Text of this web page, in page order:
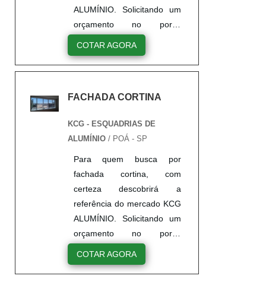
gera r...
ALUMÍNIO. Solicitando um
orçamento no portal
Soluções Industriais e
encontrando a líder do
é fachada cortina de vidro,
encontramos proteção com
assessoria técnica
especializada.MAIS
DETALHES SOBRE
FACHADA CORTINA DE
VIDROA KCG ALUMÍNIO
objetiva seus recursos em
oferecer um estrutur...
COTAR AGORA
FACHADA CORTINA
KCG - ESQUADRIAS DE
ALUMÍNIO / POÁ - SP
Para quem busca por
fachada cortina, com
certeza descobrirá a
referência do mercado KCG
ALUMÍNIO. Solicitando um
orçamento no portal
Soluções Industriais e
encontrando a líder do
COTAR AGORA